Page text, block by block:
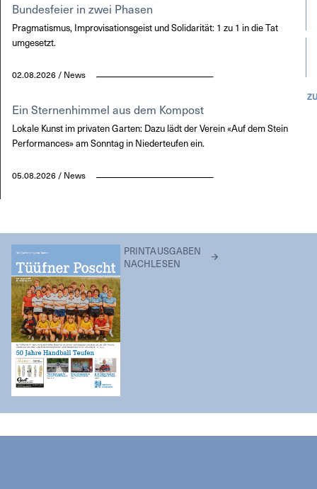
Bundesfeier in zwei Phasen
Pragmatismus, Improvisationsgeist und Solidarität: 1 zu 1 in die Tat
umgesetzt.
02.08.2026 / News
Ein Sternenhimmel aus dem Kompost
Lokale Kunst im privaten Garten: Dazu lädt der Verein «Auf dem Stein
Performances» am Sonntag in Niederteufen ein.
05.08.2026 / News
PRINTAUSGABEN
NACHLESEN